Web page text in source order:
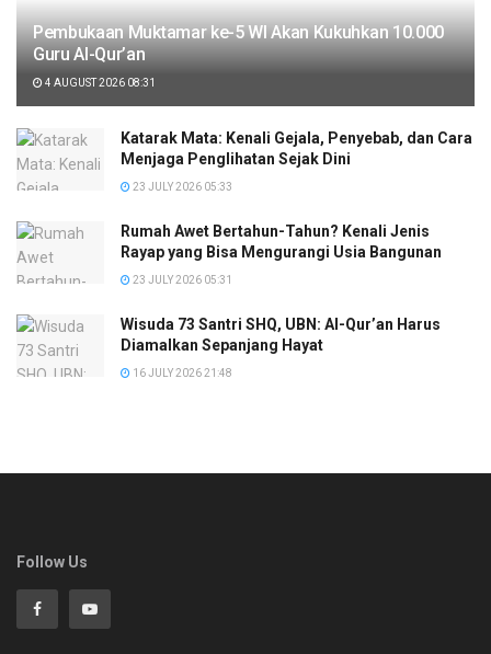
Pembukaan Muktamar ke-5 WI Akan Kukuhkan 10.000
Guru Al-Qur’an
4 AUGUST 2026 08:31
Katarak Mata: Kenali Gejala, Penyebab, dan Cara
Menjaga Penglihatan Sejak Dini
23 JULY 2026 05:33
Rumah Awet Bertahun-Tahun? Kenali Jenis
Rayap yang Bisa Mengurangi Usia Bangunan
23 JULY 2026 05:31
Wisuda 73 Santri SHQ, UBN: Al-Qur’an Harus
Diamalkan Sepanjang Hayat
16 JULY 2026 21:48
Follow Us